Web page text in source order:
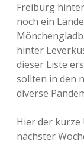
Freiburg
noch ein
hinter
dieser Liste
sollten in den
diverse
Hier der kurze
nächster